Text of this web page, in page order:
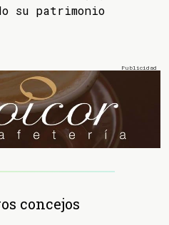
su patrimonio
concejos